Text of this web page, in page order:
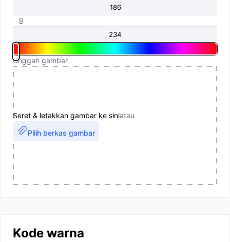
B
Unggah gambar
Seret & letakkan gambar ke siniatau
Pilih berkas gambar
Kode warna